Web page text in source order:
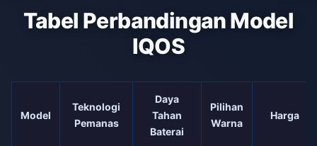
Tabel Perbandingan Model
IQOS
Model
Teknologi
Pemanas
Daya
Tahan
Baterai
Pilihan
Warna
Harga